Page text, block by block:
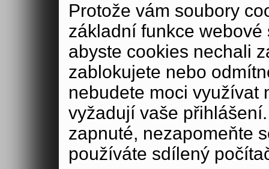
Protože vám soubory
základní funkce
abyste cookies nechali
zablokujete nebo
nebudete moci využívat
vyžadují vaše
zapnuté, nezapomeňte
používáte sdílený